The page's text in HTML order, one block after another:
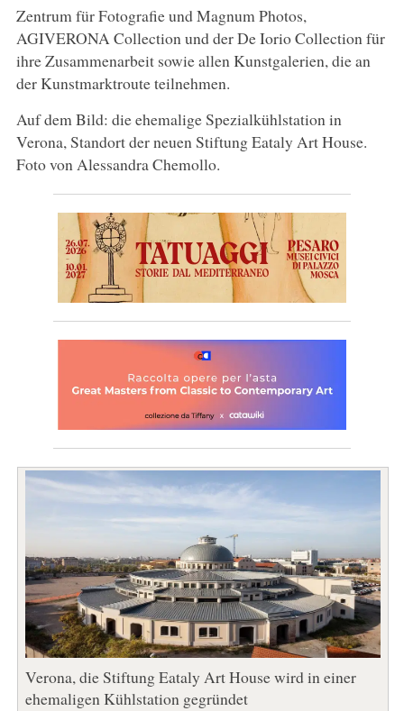
Zentrum für Fotografie und Magnum Photos,
AGIVERONA Collection und der De Iorio Collection für
ihre Zusammenarbeit sowie allen Kunstgalerien, die an
der Kunstmarktroute teilnehmen.
Auf dem Bild: die ehemalige Spezialkühlstation in
Verona, Standort der neuen Stiftung Eataly Art House.
Foto von Alessandra Chemollo.
Verona, die Stiftung Eataly Art House wird in einer
ehemaligen Kühlstation gegründet